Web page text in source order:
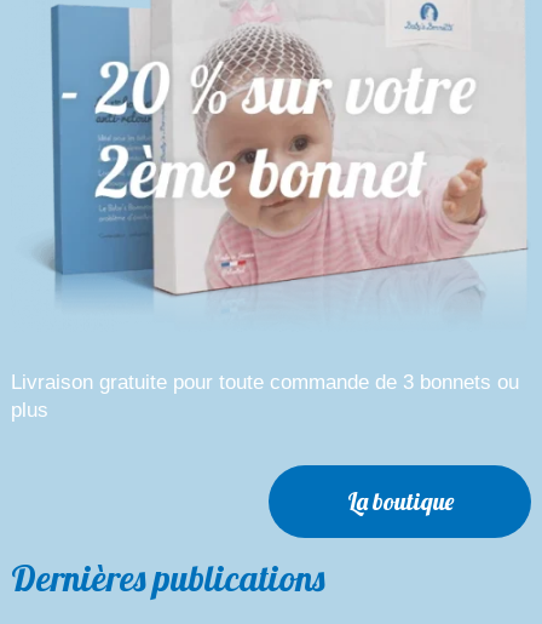
Livraison gratuite pour toute commande de 3 bonnets ou
plus
La boutique
Dernières publications